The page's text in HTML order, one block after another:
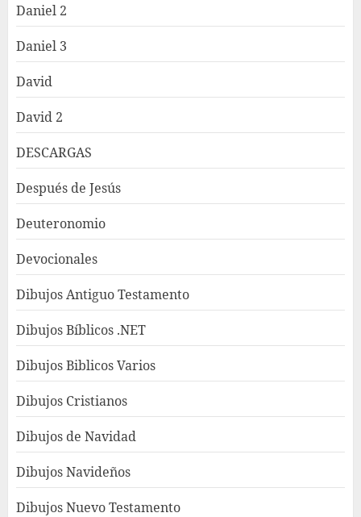
Daniel 2
Daniel 3
David
David 2
DESCARGAS
Después de Jesús
Deuteronomio
Devocionales
Dibujos Antiguo Testamento
Dibujos Bíblicos .NET
Dibujos Biblicos Varios
Dibujos Cristianos
Dibujos de Navidad
Dibujos Navideños
Dibujos Nuevo Testamento